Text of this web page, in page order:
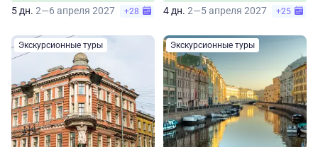
5 дн. 2—6 апреля 2027 +28 4 дн. 2—5 апреля 2027 +25
Экскурсионные туры Экскурсионные туры